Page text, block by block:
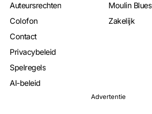
Auteursrechten
Colofon
Contact
Privacybeleid
Spelregels
AI-beleid
Moulin Blues
Zakelijk
Advertentie